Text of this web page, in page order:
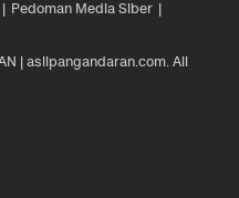
Pedoman Media Siber
| aslipangandaran.com. All